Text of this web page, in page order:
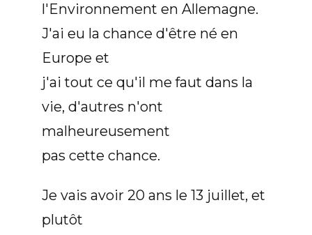
l'Environnement en Allemagne.
J'ai eu la chance d'être né en
Europe et
j'ai tout ce qu'il me faut dans la
vie, d'autres n'ont
malheureusement
pas cette chance.
Je vais avoir 20 ans le 13 juillet, et
plutôt